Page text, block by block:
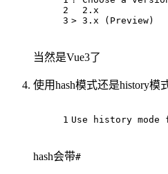
2
3
  2.x
> 3.x (Preview)
当然是Vue3了
使用hash模式还是history模
1 Use history mode
hash会带#